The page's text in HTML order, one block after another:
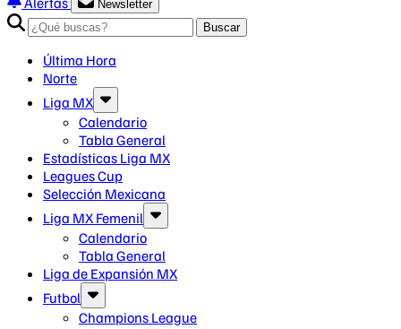
Newsletter
Buscar
Última Hora
Norte
Liga MX
Calendario
Tabla General
Estadísticas Liga MX
Leagues Cup
Selección Mexicana
Liga MX Femenil
Calendario
Tabla General
Liga de Expansión MX
Futbol
Champions League